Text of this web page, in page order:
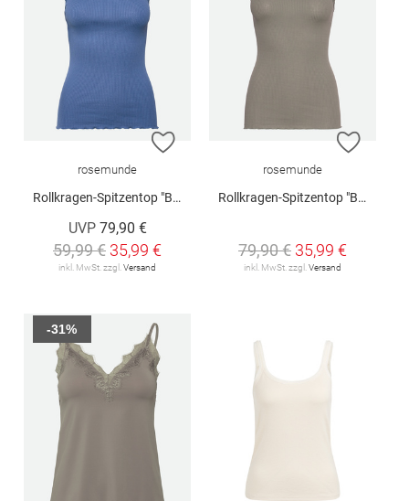
ZUR WUNSCHLISTE HINZUFÜGEN
rosemunde
Rollkragen-Spitzentop "Benita"
UVP 79,90 €
59,99 € 35,99 €
inkl. MwSt. zzgl. Versand
ZUR
rosemunde
Rollkragen-Spitzentop "Benita"
79,90 € 35,99 €
inkl. MwSt. zzgl. Versand
-31%